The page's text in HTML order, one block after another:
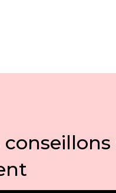
conseillons